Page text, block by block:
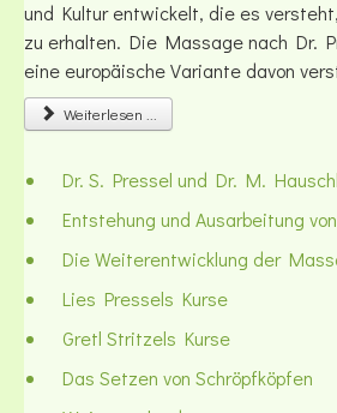
und Kultur entwickelt, die es
zu erhalten. Die Massage nach Dr.
eine europäische Variante davon
Weiterlesen ...
Dr. S. Pressel und Dr. M.
Entstehung und Ausarbeitung
Die Weiterentwicklung der
Lies Pressels Kurse
Gretl Stritzels Kurse
Das Setzen von Schröpfköpfen